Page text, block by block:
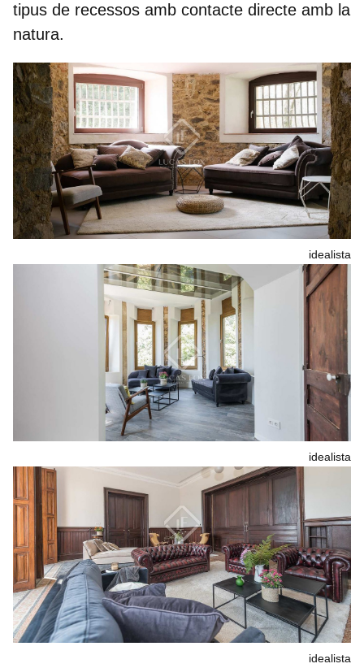
tipus de recessos amb contacte directe amb la
natura.
idealista
idealista
idealista